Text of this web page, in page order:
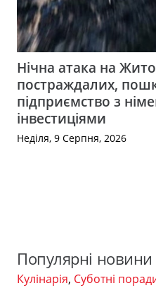
Нічна атака на
постраждалих,
підприємство з
інвестиціями
Неділя, 9 Серпня, 2026
Популярні новини
Кулінарія, Суботні